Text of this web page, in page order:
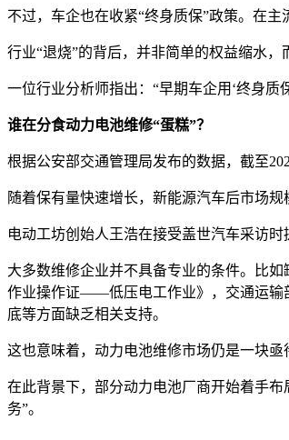
不过，车企也在收紧“终身质保”政策。在
行业“退烧”的背后，并非简单的权益缩水
一位行业分析师指出：“早期车企用‘终身
谁在分食动力电池维修“蛋糕”？
根据公安部交通管理局发布的数据，截至
随着保有量快速增长，新能源汽车后市场规
电动工坊创始人王浩在接受盖世汽车采访
大多数维修企业并不具备专业的条件。比
作业操作证——低压电工作业》，交通运输
底等方面缺乏相关支持。
这也意味着，动力电池维修市场仍是一块
在此背景下，部分动力电池厂商开始着手
务”。